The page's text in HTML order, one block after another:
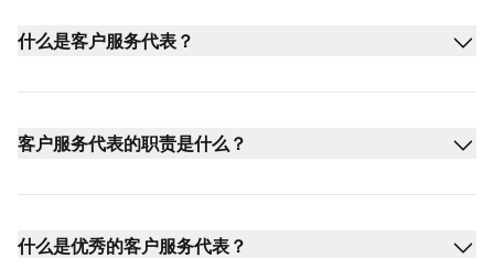
什么是客户服务代表？
客户服务代表的职责是什么？
什么是优秀的客户服务代表？